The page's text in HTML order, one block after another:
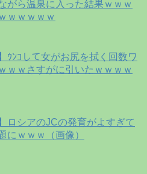
がら温泉に入った結果ｗｗｗ
ｗｗｗｗｗ
ｳﾝｺして女がお尻を拭く回数ワ
ｗｗさすがに引いたｗｗｗｗ
ロシアのJCの発育がよすぎて
にｗｗｗ（画像）